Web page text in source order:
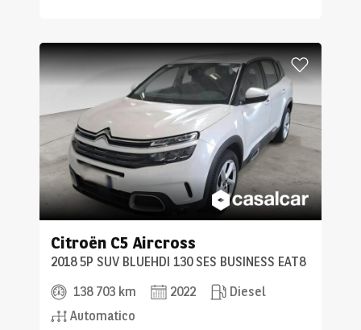
Citroën C5 Aircross
2018 5P SUV BLUEHDI 130 SES BUSINESS EAT8
138 703 km
2022
Diesel
Automatico